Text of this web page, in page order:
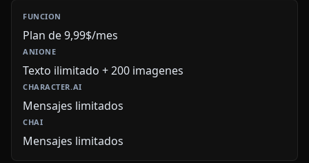
Plan de 9,99$/mes
Texto ilimitado + 200 imagenes
Mensajes limitados
Mensajes limitados